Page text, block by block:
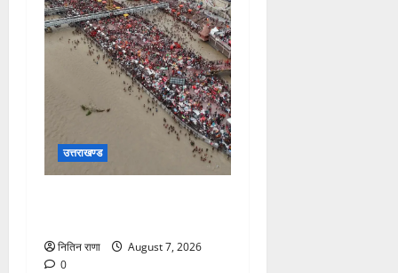
उत्तराखण्ड
नितिन राणा
August 7, 2026
0